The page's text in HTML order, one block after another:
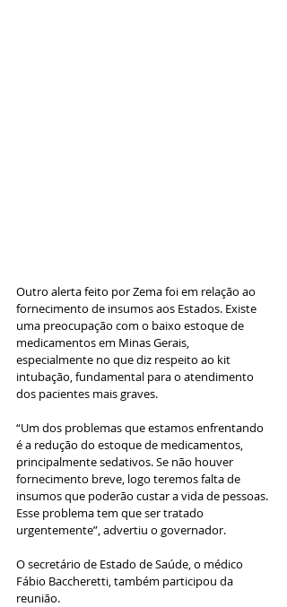
Outro alerta feito por Zema foi em relação ao
fornecimento de insumos aos Estados. Existe
uma preocupação com o baixo estoque de
medicamentos em Minas Gerais,
especialmente no que diz respeito ao kit
intubação, fundamental para o atendimento
dos pacientes mais graves.
“Um dos problemas que estamos enfrentando
é a redução do estoque de medicamentos,
principalmente sedativos. Se não houver
fornecimento breve, logo teremos falta de
insumos que poderão custar a vida de pessoas.
Esse problema tem que ser tratado
urgentemente”, advertiu o governador.
O secretário de Estado de Saúde, o médico
Fábio Baccheretti, também participou da
reunião.